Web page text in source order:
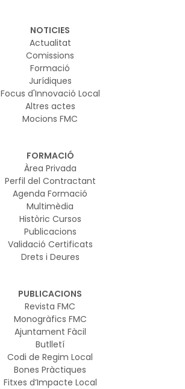
NOTICIES
Actualitat
Comissions
Formació
Jurídiques
Focus d'Innovació Local
Altres actes
Mocions FMC
FORMACIÓ
Àrea Privada
Perfil del Contractant
Agenda Formació
Multimèdia
Històric Cursos
Publicacions
Validació Certificats
Drets i Deures
PUBLICACIONS
Revista FMC
Monogràfics FMC
Ajuntament Fàcil
Butlletí
Codi de Regim Local
Bones Pràctiques
Fitxes d’Impacte Local